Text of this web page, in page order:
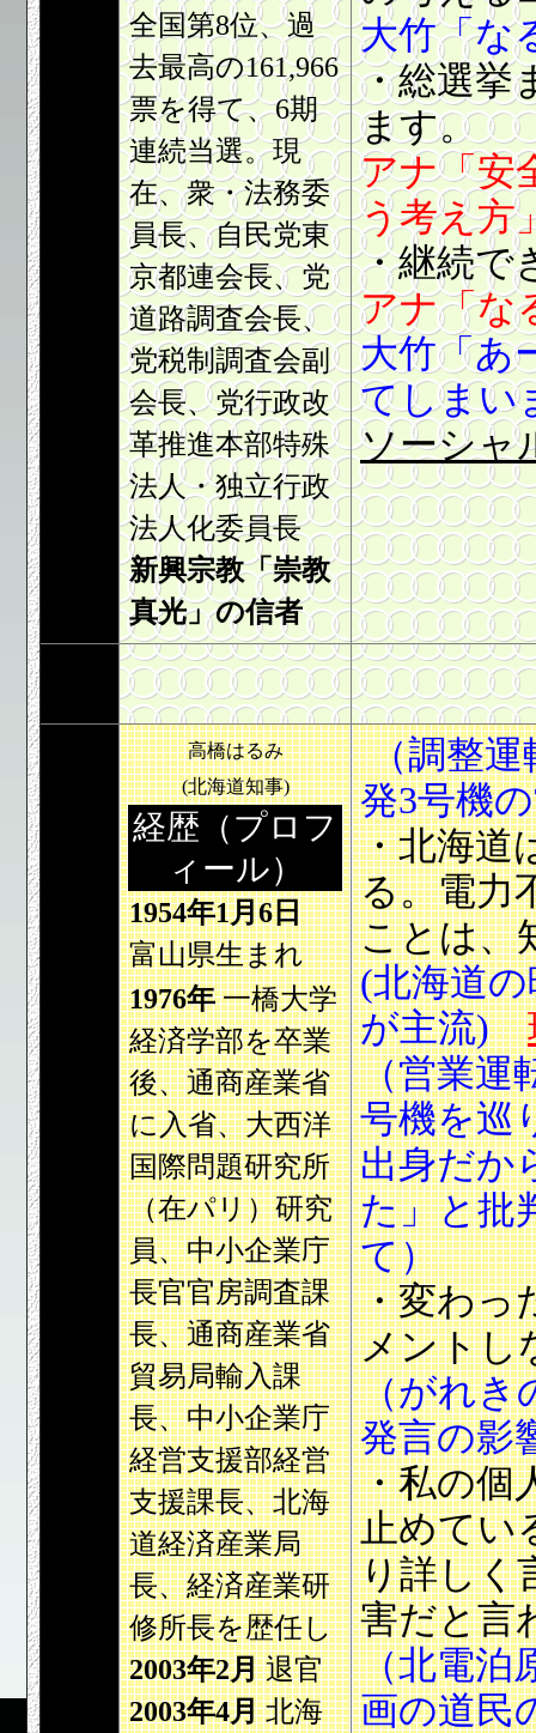
全国第8位、過
去最高の161,966
票を得て、6期
連続当選。現
在、衆・法務委
員長、自民党東
京都連会長、党
道路調査会長、
党税制調査会副
会長、党行政改
革推進本部特殊
法人・独立行政
法人化委員長
新興宗教「崇教
真光」の信者
大竹「な
・総選挙
ます。
アナ「安
う考え方
・継続で
アナ「な
大竹「あ
てしまい
ソーシャ
高橋はるみ
(北海道知事)
経歴（プロフ
ィール）
1954年1月6日
富山県生まれ
1976年一橋大学
経済学部を卒業
後、通商産業省
に入省、大西洋
国際問題研究所
（在パリ）研究
員、中小企業庁
長官官房調査課
長、通商産業省
貿易局輸入課
長、中小企業庁
経営支援部経営
支援課長、北海
道経済産業局
長、経済産業研
修所長を歴任し
2003年2月退官
2003年4月北海
（調整運
発3号機
・北海道
る。電力
ことは、
(北海道
が主流)
（営業運
号機を巡
出身だか
た」と批
て）
・変わっ
メントし
（がれき
発言の影
・私の個
止めてい
り詳しく
害だと言
（北電泊
画の道民